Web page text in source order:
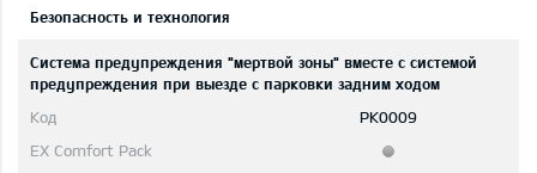
Безопасность и технология
Система предупреждения "мертвой зоны" вместе с системой
предупреждения при выезде с парковки задним ходом
PK0009